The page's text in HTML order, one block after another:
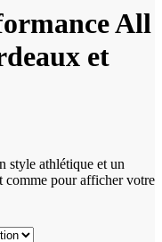
All
et
style athlétique et un
comme pour afficher votre